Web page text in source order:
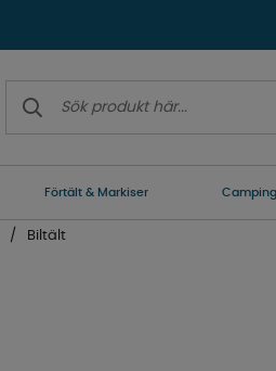
Förtält & Markiser
Biltält